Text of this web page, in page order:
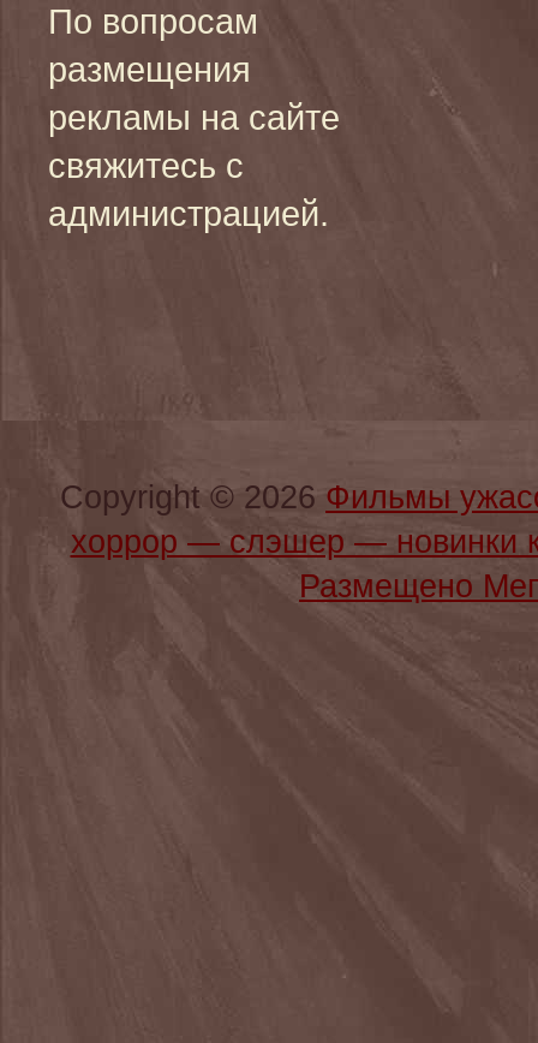
По вопросам
размещения
рекламы на сайте
свяжитесь с
администрацией.
Copyright © 2026 Фильмы
хоррор — слэшер —
Размещено